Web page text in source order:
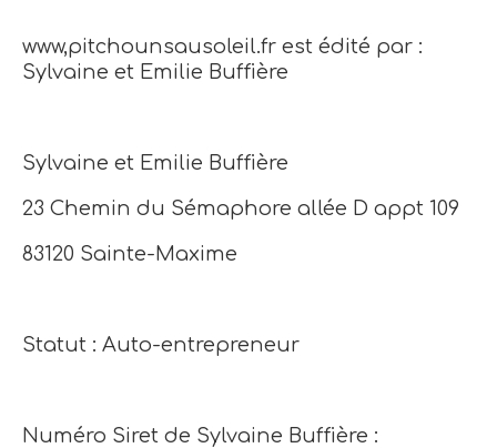
www,pitchounsausoleil.fr est édité par :
Sylvaine et Emilie Buffière
Sylvaine et Emilie Buffière
23 Chemin du Sémaphore allée D appt 109
83120 Sainte-Maxime
Statut : Auto-entrepreneur
Numéro Siret de Sylvaine Buffière :